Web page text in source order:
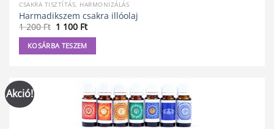
CSAKRA TISZTÍTÁS, HARMONIZÁLÁS
Harmadikszem csakra illóolaj
1 200Ft Original
price
was:
1
200 Ft.
1 100 FtCurrent
price
100 Ft.
KOSÁRBA TESZEM
Akció!